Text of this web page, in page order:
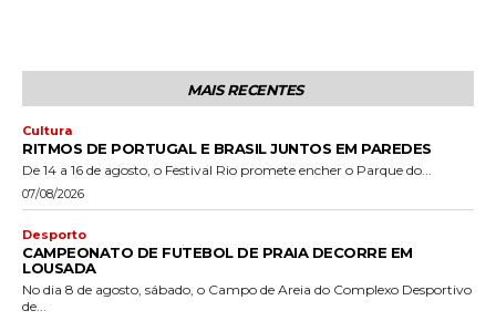
MAIS RECENTES
Cultura
RITMOS DE PORTUGAL E BRASIL JUNTOS EM PAREDES
De 14 a 16 de agosto, o Festival Rio promete encher o Parque do...
07/08/2026
Desporto
CAMPEONATO DE FUTEBOL DE PRAIA DECORRE EM
LOUSADA
No dia 8 de agosto, sábado, o Campo de Areia do Complexo Desportivo
de...